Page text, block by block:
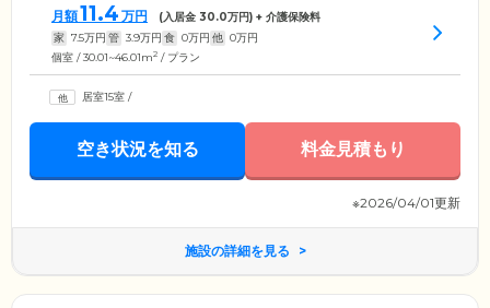
月額11.4 万円 (入居金 30.0万円) + 介護保険料
家 7.5万円 管 3.9万円 食 0万円 他 0万円
個室 / 30.01~46.01m2 / プラン
居室15室 /
空き状況を知る 料金見積もり
※2026/04/01更新
施設の詳細を見る